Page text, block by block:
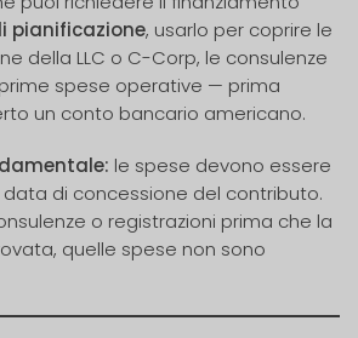
pianificazione, usarlo per coprire le
della LLC o C-Corp, le consulenze
spese operative — prima
un conto bancario americano.
le spese devono essere
data di concessione del contributo.
o registrazioni prima che la
quelle spese non sono